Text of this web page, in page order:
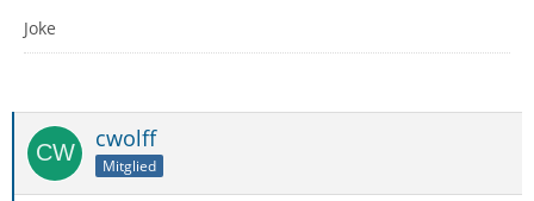
Joke
cwolff
Mitglied